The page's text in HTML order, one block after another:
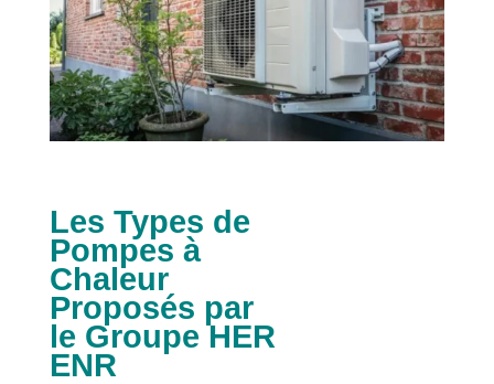
Les Types de
Pompes à
Chaleur
Proposés par
le Groupe HER
ENR